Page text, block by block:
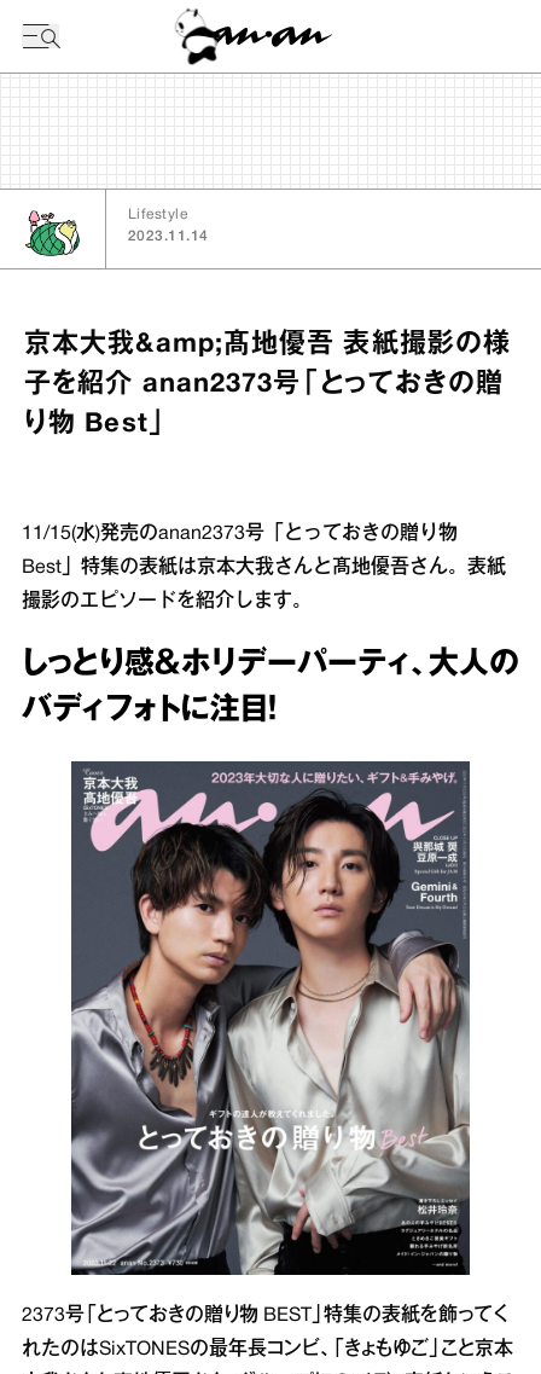
Lifestyle
2023.11.14
京本大我&amp;髙地優吾 表紙撮影の様
子を紹介 anan2373号「とっておきの贈
り物 Best」
11/15(水)発売のanan2373号「とっておきの贈り物
Best」特集の表紙は京本大我さんと髙地優吾さん。表紙
撮影のエピソードを紹介します。
しっとり感＆ホリデーパーティ、大人の
バディフォトに注目！
2373号「とっておきの贈り物 BEST」特集の表紙を飾ってく
れたのはSixTONESの最年長コンビ、「きょもゆご」こと京本